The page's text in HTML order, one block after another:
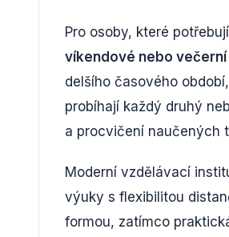
Pro osoby, které
víkendové nebo
delšího časového
probíhají každý druhý
a procvičení naučených
Moderní vzdělávací
výuky s flexibilitou
formou, zatímco